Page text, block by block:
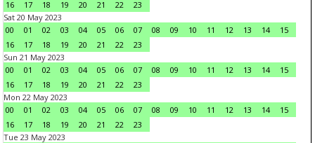
16
17 18 19 20 21 22
23
Sat 20 May 2023
00
01 02 03 04 05 06 07 08 09 10 11 12 13 14
15
16
17 18 19 20 21 22
23
Sun 21 May 2023
00
01 02 03 04 05 06 07 08 09 10 11 12 13 14
15
16
17 18 19 20 21 22
23
Mon 22 May 2023
00
01 02 03 04 05 06 07 08 09 10 11 12 13 14
15
16
17 18 19 20 21 22
23
Tue 23 May 2023